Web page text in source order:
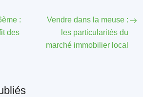
:
des
Vendre dans la meuse :
les particularités du
marché immobilier local